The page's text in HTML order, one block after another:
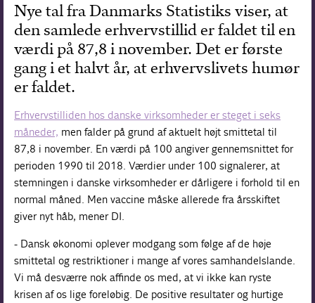
Nye tal fra Danmarks Statistiks viser, at
den samlede erhvervstillid er faldet til en
værdi på 87,8 i november. Det er første
gang i et halvt år, at erhvervslivets humør
er faldet.
Erhvervstilliden hos danske virksomheder er steget i seks
måneder, men falder på grund af aktuelt højt smittetal til
87,8 i november. En værdi på 100 angiver gennemsnittet for
perioden 1990 til 2018. Værdier under 100 signalerer, at
stemningen i danske virksomheder er dårligere i forhold til en
normal måned. Men vaccine måske allerede fra årsskiftet
giver nyt håb, mener DI.
- Dansk økonomi oplever modgang som følge af de høje
smittetal og restriktioner i mange af vores samhandelslande.
Vi må desværre nok affinde os med, at vi ikke kan ryste
krisen af os lige foreløbig. De positive resultater og hurtige